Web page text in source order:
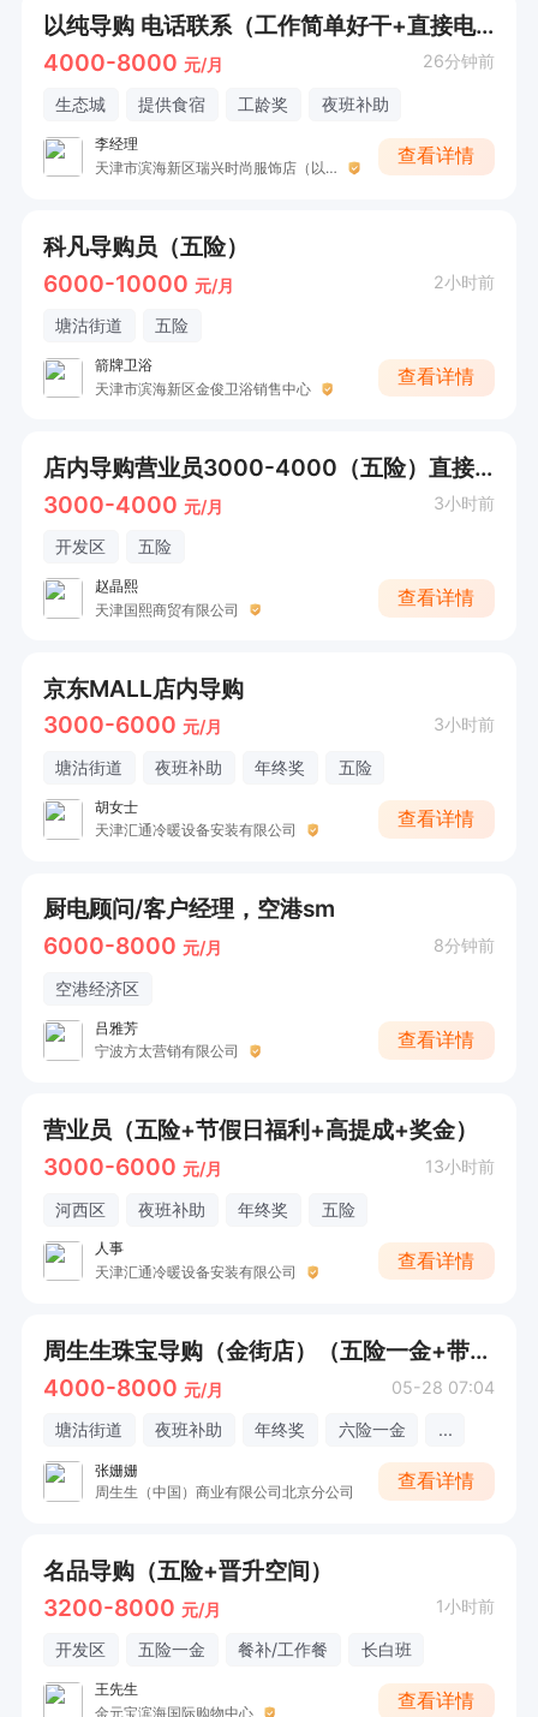
以纯导购 电话联系（工作简单好干+直接电话联系）
4000-8000 元/月 26分钟前
生态城 提供食宿 工龄奖 夜班补助
李经理
天津市滨海新区瑞兴时尚服饰店（以纯）
查看详情
科凡导购员（五险）
6000-10000 元/月 2小时前
塘沽街道 五险
箭牌卫浴
天津市滨海新区金俊卫浴销售中心
查看详情
店内导购营业员3000-4000（五险）直接电话联系
3000-4000 元/月 3小时前
开发区 五险
赵晶熙
天津国熙商贸有限公司
查看详情
京东MALL店内导购
3000-6000 元/月 3小时前
塘沽街道 夜班补助 年终奖 五险
胡女士
天津汇通冷暖设备安装有限公司
查看详情
厨电顾问/客户经理，空港sm
6000-8000 元/月 8分钟前
空港经济区
吕雅芳
宁波方太营销有限公司
查看详情
营业员（五险+节假日福利+高提成+奖金）
3000-6000 元/月 13小时前
河西区 夜班补助 年终奖 五险
人事
天津汇通冷暖设备安装有限公司
查看详情
周生生珠宝导购（金街店）（五险一金+带薪年假）
4000-8000 元/月 05-28 07:04
塘沽街道 夜班补助 年终奖 六险一金 ...
张姗姗
周生生（中国）商业有限公司北京分公司
查看详情
名品导购（五险+晋升空间）
3200-8000 元/月 1小时前
开发区 五险一金 餐补/工作餐 长白班
王先生
金元宝滨海国际购物中心
查看详情